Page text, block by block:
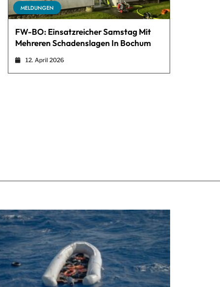
MELDUNGEN
FW-BO: Einsatzreicher Samstag Mit
Mehreren Schadenslagen In Bochum
12. April 2026